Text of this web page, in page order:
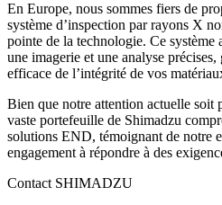
En Europe, nous sommes fiers de
système d’inspection par rayons X
pointe de la technologie. Ce
une imagerie et une analyse
efficace de l’intégrité de vos
Bien que notre attention actuelle soit
vaste portefeuille de Shimadzu
solutions END, témoignant de notre
engagement à répondre à des
Contact SHIMADZU